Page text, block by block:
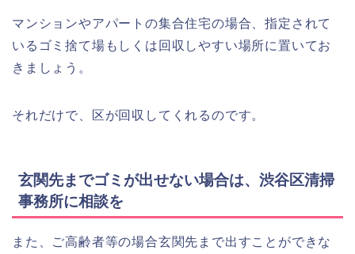
マンションやアパートの集合住宅の場合、指定されて
いるゴミ捨て場もしくは回収しやすい場所に置いてお
きましょう。
それだけで、区が回収してくれるのです。
玄関先までゴミが出せない場合は、渋谷区清掃
事務所に相談を
また、ご高齢者等の場合玄関先まで出すことができな